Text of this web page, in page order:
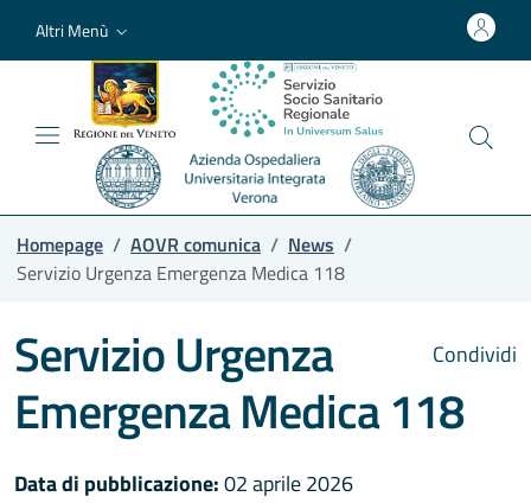
Altri Menù
Homepage / AOVR comunica / News /
Servizio Urgenza Emergenza Medica 118
Condividi
Servizio Urgenza
Emergenza Medica 118
Data di pubblicazione:02 aprile 2026